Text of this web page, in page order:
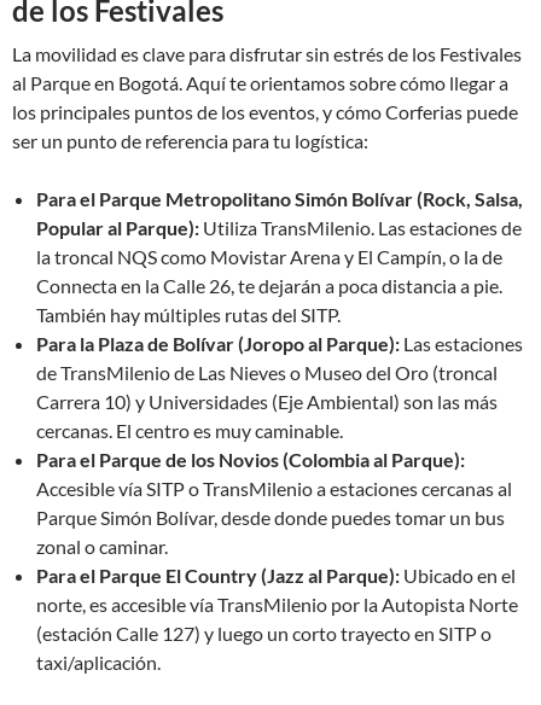
de los Festivales
La movilidad es clave para disfrutar sin estrés de los Festivales
al Parque en Bogotá. Aquí te orientamos sobre cómo llegar a
los principales puntos de los eventos, y cómo Corferias puede
ser un punto de referencia para tu logística:
Para el Parque Metropolitano Simón Bolívar (Rock, Salsa,
Popular al Parque): Utiliza TransMilenio. Las estaciones de
la troncal NQS como Movistar Arena y El Campín, o la de
Connecta en la Calle 26, te dejarán a poca distancia a pie.
También hay múltiples rutas del SITP.
Para la Plaza de Bolívar (Joropo al Parque): Las estaciones
de TransMilenio de Las Nieves o Museo del Oro (troncal
Carrera 10) y Universidades (Eje Ambiental) son las más
cercanas. El centro es muy caminable.
Para el Parque de los Novios (Colombia al Parque):
Accesible vía SITP o TransMilenio a estaciones cercanas al
Parque Simón Bolívar, desde donde puedes tomar un bus
zonal o caminar.
Para el Parque El Country (Jazz al Parque): Ubicado en el
norte, es accesible vía TransMilenio por la Autopista Norte
(estación Calle 127) y luego un corto trayecto en SITP o
taxi/aplicación.